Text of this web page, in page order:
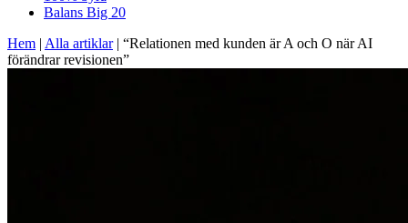
Balans Big 20
Hem | Alla artiklar| “Relationen med kunden är A och O när AI
förändrar revisionen”